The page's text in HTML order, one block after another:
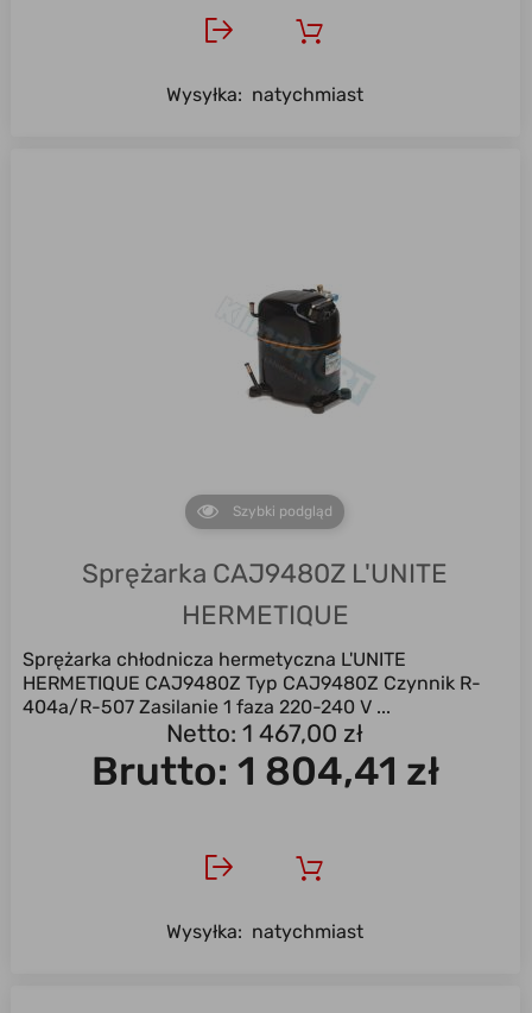
Wysyłka: natychmiast
Szybki podgląd
Sprężarka CAJ9480Z L'UNITE
HERMETIQUE
Sprężarka chłodnicza hermetyczna L'UNITE
HERMETIQUE CAJ9480Z Typ CAJ9480Z Czynnik R-
404a/R-507 Zasilanie 1 faza 220-240 V ...
Netto: 1 467,00 zł
Brutto: 1 804,41 zł
Wysyłka: natychmiast